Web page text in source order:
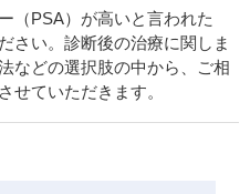
（PSA）が高いと言われた
さい。診断後の治療に関しま
などの選択肢の中から、ご相
せていただきます。